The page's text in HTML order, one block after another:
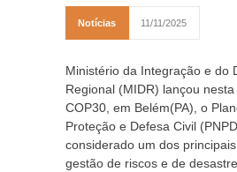
Notícias 11/11/2025
Ministério da Integração e do
Regional (MIDR) lançou
COP30, em Belém(PA), o
Proteção e Defesa Civil
considerado um dos
gestão de riscos e de